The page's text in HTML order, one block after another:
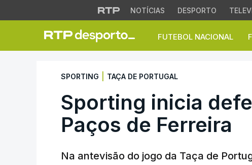
NOTÍCIAS DESPORTO
FUTEBOL NACIONAL
Sporting inicia
SPORTING TAÇA DE PORTUGAL
Sporting inicia
Paços de Ferreira
Na antevisão do jogo da Taça de